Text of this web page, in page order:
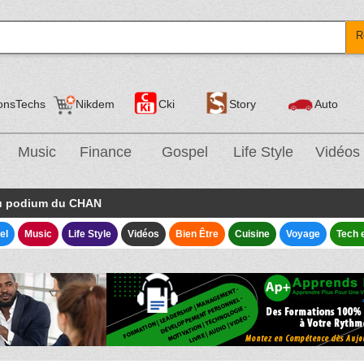
Nikdem Cki Story Auto
Music Finance Gospel Life Style Vidéos
podium du CHAN
Music Life Style Vidéos Bien Être Cuisine Voyage Tech